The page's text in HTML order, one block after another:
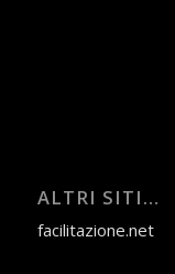
ALTRI SITI…
facilitazione.net